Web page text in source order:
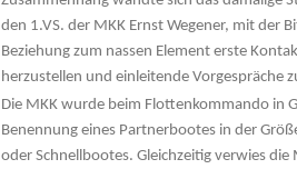
den 1.VS. der MKK Ernst Wegener, mit der
Beziehung zum nassen Element erste
herzustellen und einleitende Vorgespräche
Die MKK wurde beim Flottenkommando in
Benennung eines Partnerbootes in der
oder Schnellbootes. Gleichzeitig verwies